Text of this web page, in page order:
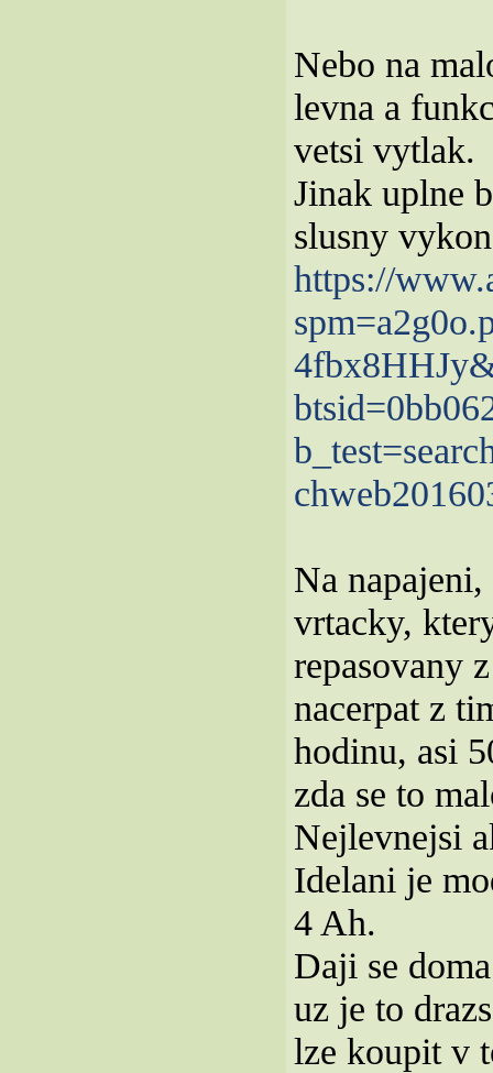
Nebo na
levna a
vetsi vytlak.
Jinak uplne
slusny
https://
Na
vrtacky,
repasovany
nacerpat z
hodinu, asi
zda se to
Nejlevnejsi
Idelani je
4 Ah.
Daji se
uz je to
lze koupit v